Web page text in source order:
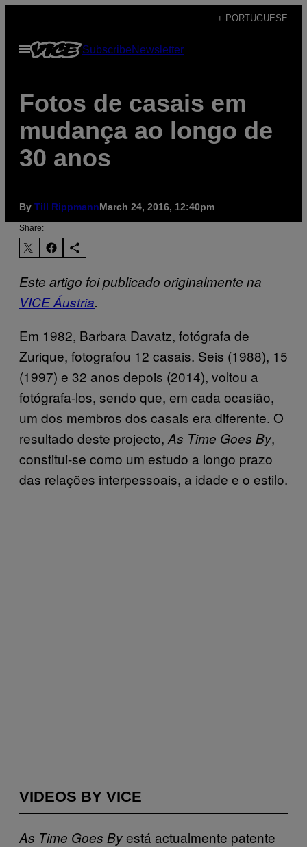
content
+ PORTUGUESE
Open
Menu
SubscribeNewsletter
Fotos de casais em
mudança ao longo de
30 anos
By Till RippmannMarch 24, 2016, 12:40pm
Share:
Este artigo foi publicado originalmente na
VICE Áustria.
Em 1982, Barbara Davatz, fotógrafa de
Zurique, fotografou 12 casais. Seis (1988), 15
(1997) e 32 anos depois (2014), voltou a
fotógrafa-los, sendo que, em cada ocasião,
um dos membros dos casais era diferente. O
resultado deste projecto, As Time Goes By,
constitui-se como um estudo a longo prazo
das relações interpessoais, a idade e o estilo.
VIDEOS BY VICE
As Time Goes Byestá actualmente patente